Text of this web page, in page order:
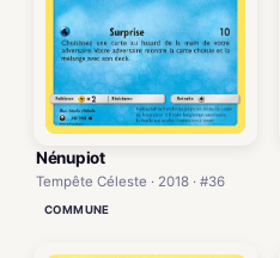
Nénupiot
Tempête Céleste · 2018 · #36
COMMUNE